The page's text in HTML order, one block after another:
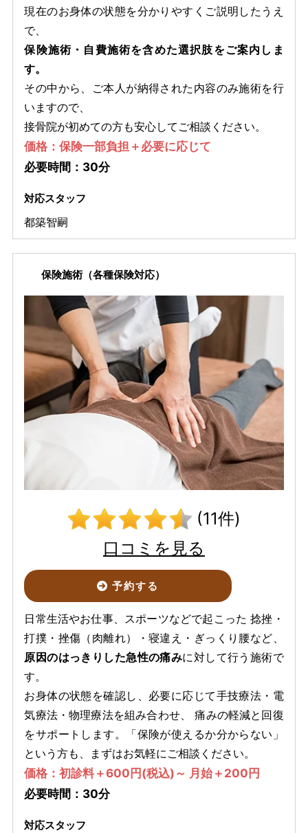
現在のお身体の状態を分かりやすくご説明したうえ
で、
保険施術・自費施術を含めた選択肢をご案内しま
す。
その中から、ご本人が納得された内容のみ施術を行
いますので、
接骨院が初めての方も安心してご相談ください。
価格：保険一部負担＋必要に応じて
必要時間：30分
対応スタッフ
都築智嗣
保険施術（各種保険対応）
(11件)
口コミを見る
予約する
日常生活やお仕事、スポーツなどで起こった 捻挫・
打撲・挫傷（肉離れ）・寝違え・ぎっくり腰など、
原因のはっきりした急性の痛みに対して行う施術で
す。
お身体の状態を確認し、必要に応じて手技療法・電
気療法・物理療法を組み合わせ、 痛みの軽減と回復
をサポートします。「保険が使えるか分からない」
という方も、まずはお気軽にご相談ください。
価格：初診料＋600円(税込)～ 月始＋200円
必要時間：30分
対応スタッフ